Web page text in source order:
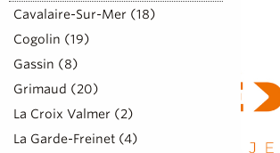
Cavalaire-Sur-Mer (18)
Cogolin (19)
Gassin (8)
Grimaud (20)
La Croix Valmer (2)
La Garde-Freinet (4)